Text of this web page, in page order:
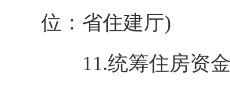
位：省住建厅)
11.统筹住房资金